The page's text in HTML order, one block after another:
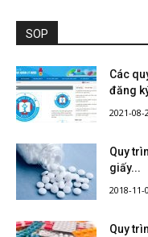
SOP
Các
đăng
2021-08-
Quy
giấy...
2018-11-
Quy